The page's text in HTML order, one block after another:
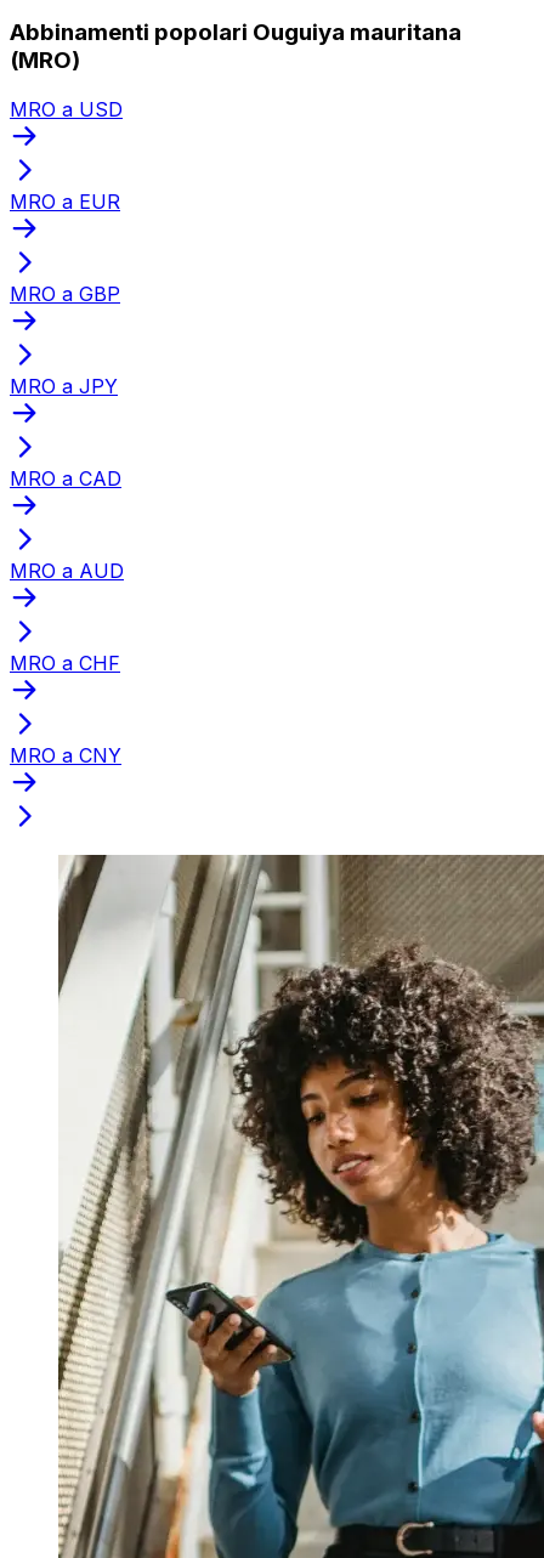
Abbinamenti popolari Ouguiya mauritana
(MRO)
MRO a USD
MRO a EUR
MRO a GBP
MRO a JPY
MRO a CAD
MRO a AUD
MRO a CHF
MRO a CNY